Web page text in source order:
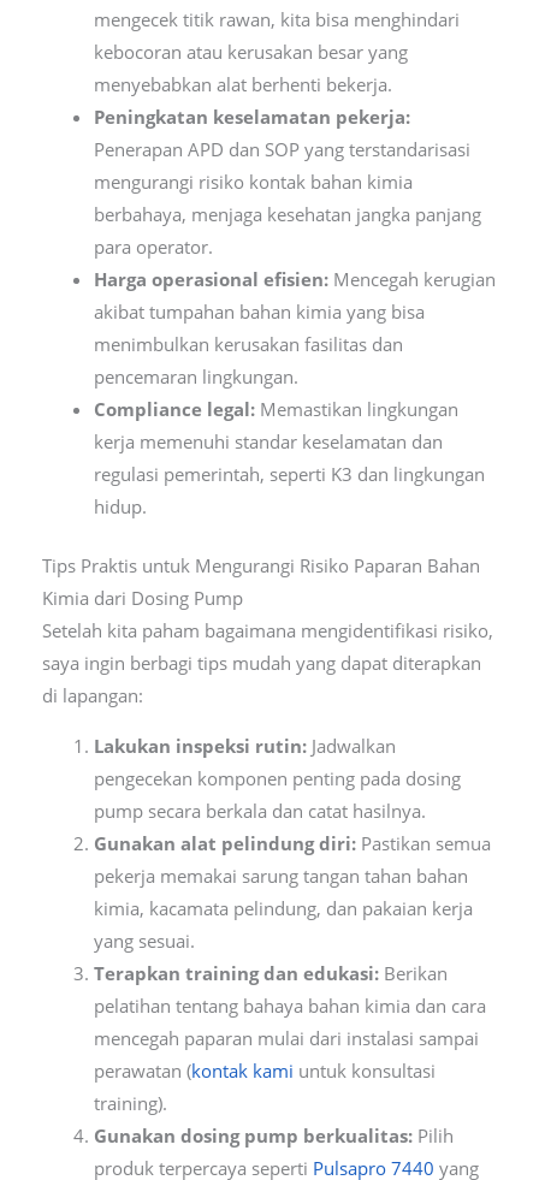
mengecek titik rawan, kita bisa menghindari
kebocoran atau kerusakan besar yang
menyebabkan alat berhenti bekerja.
Peningkatan keselamatan pekerja:
Penerapan APD dan SOP yang terstandarisasi
mengurangi risiko kontak bahan kimia
berbahaya, menjaga kesehatan jangka panjang
para operator.
Harga operasional efisien: Mencegah kerugian
akibat tumpahan bahan kimia yang bisa
menimbulkan kerusakan fasilitas dan
pencemaran lingkungan.
Compliance legal: Memastikan lingkungan
kerja memenuhi standar keselamatan dan
regulasi pemerintah, seperti K3 dan lingkungan
hidup.
Tips Praktis untuk Mengurangi Risiko Paparan Bahan
Kimia dari Dosing Pump
Setelah kita paham bagaimana mengidentifikasi risiko,
saya ingin berbagi tips mudah yang dapat diterapkan
di lapangan:
Lakukan inspeksi rutin: Jadwalkan
pengecekan komponen penting pada dosing
pump secara berkala dan catat hasilnya.
Gunakan alat pelindung diri: Pastikan semua
pekerja memakai sarung tangan tahan bahan
kimia, kacamata pelindung, dan pakaian kerja
yang sesuai.
Terapkan training dan edukasi: Berikan
pelatihan tentang bahaya bahan kimia dan cara
mencegah paparan mulai dari instalasi sampai
perawatan (kontak kami untuk konsultasi
training).
Gunakan dosing pump berkualitas: Pilih
produk terpercaya seperti Pulsapro 7440 yang